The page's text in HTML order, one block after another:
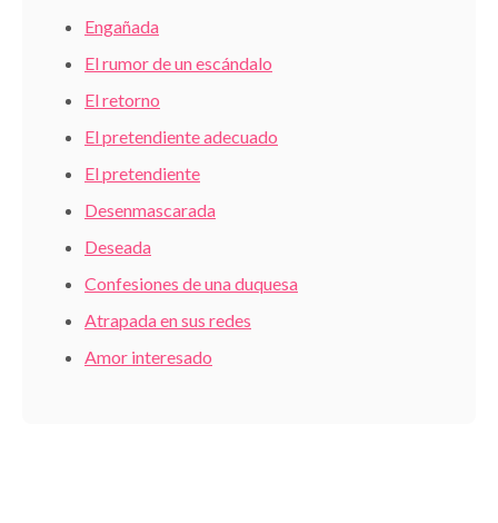
Engañada
El rumor de un escándalo
El retorno
El pretendiente adecuado
El pretendiente
Desenmascarada
Deseada
Confesiones de una duquesa
Atrapada en sus redes
Amor interesado